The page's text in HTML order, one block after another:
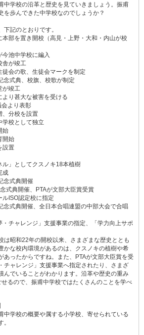
中学校の沿革と歴史を見ていきましょう。振甫
を歩んできた中学校なのでしょうか？
記のとおりです。
部を置き開校（高見・上野・大和・内山が校
池中学校に編入
舎が竣工
会の歌、生徒会マークを制定
念式典、校旗、校歌が制定
が竣工
り甚大な被害を受ける
会より表彰
、分校を設置
学校として独立
始
開始
設置
ル」としてクスノキ18本植樹
成
念式典開催
式典開催、PTAが文部大臣賞受賞
ISO認定校に指定
念式典開催、全日本合唱連盟の中部大会で合唱
チャレンジ」支援事業の指定、「学力向上サポ
は昭和22年の開校以来、さまざまな歴史ととも
かな校内環境があるのは、クスノキの植樹や希
あったからですね。また、PTAが文部大臣賞を受
チャレンジ」支援事業へ指定されたり、さまざ
んでいることがわかります。沿革や歴史の重み
るので、振甫中学校ではたくさんのことを学べ
中学校の概要や属する小学校、寄せられている